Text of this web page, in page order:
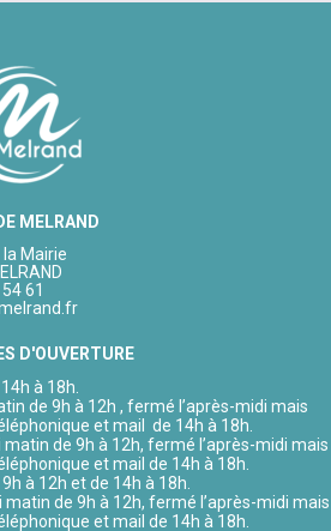
MELRAND
la Mairie
61
D'OUVERTURE
à 18h.
de 9h à 12h , fermé l’après-midi mais
et mail de 14h à 18h.
matin de 9h à 12h, fermé l’après-midi mais
et mail de 14h à 18h.
à 12h et de 14h à 18h.
matin de 9h à 12h, fermé l’après-midi mais
et mail de 14h à 18h.